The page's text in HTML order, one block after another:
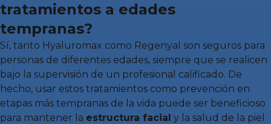
tratamientos a edades
tempranas?
Sí, tanto Hyaluromax como Regenyal son seguros para
personas de diferentes edades, siempre que se realicen
bajo la supervisión de un profesional calificado. De
hecho, usar estos tratamientos como prevención en
etapas más tempranas de la vida puede ser beneficioso
para mantener la estructura facial y la salud de la piel